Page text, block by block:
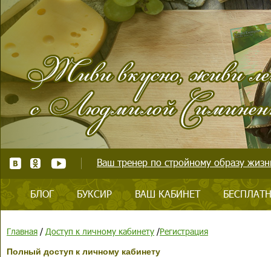
Ваш тренер по стройному образу
БЛОГ БУКСИР ВАШ КАБИНЕТ
Главная / Доступ к личному кабинету /Регистрация
Полный доступ к личному кабинету